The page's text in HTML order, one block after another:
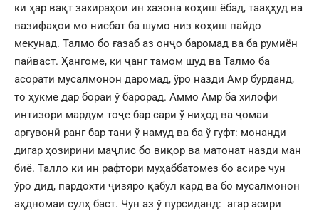
ки ҳар вақт захираҳои ин хазона коҳиш ёбад, тааҳҳуд ва
вазифаҳои мо нисбат ба шумо низ коҳиш пайдо
мекунад. Талмо бо ғазаб аз онҷо баромад ва ба румиён
пайваст. Ҳангоме, ки ҷанг тамом шуд ва Талмо ба
асорати мусалмонон даромад, ўро назди Амр бурданд,
то ҳукме дар бораи ў барорад. Аммо Амр ба хилофи
интизори мардум тоҷе бар сари ў ниҳод ва ҷомаи
арғувонӣ ранг бар тани ў намуд ва ба ў гуфт: монанди
дигар ҳозирини маҷлис бо виқор ва матонат назди ман
биё. Талло ки ин рафтори муҳаббатомез бо асире чун
ўро дид, пардохти ҷизяро қабул кард ва бо мусалмонон
аҳдномаи сулҳ баст. Чун аз ў пурсиданд: агар асири